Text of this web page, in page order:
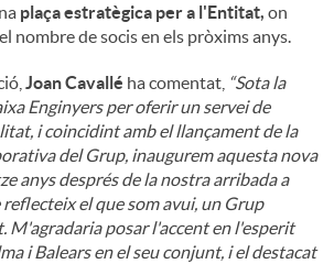
plaça estratègica per a l'Entitat, on
nombre de socis en els pròxims anys.
Joan Cavallé ha comentat, “Sota la
Enginyers per oferir un servei de
i coincidint amb el llançament de la
del Grup, inaugurem aquesta nova
anys després de la nostra arribada a
el que som avui, un Grup
M'agradaria posar l'accent en l'esperit
i Balears en el seu conjunt, i el destacat